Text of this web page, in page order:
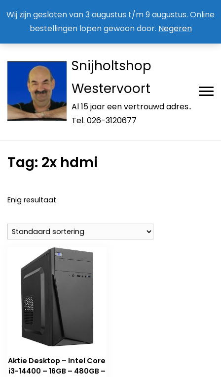
Wij zijn gesloten van 3 augustus t/m 9 augustus. Online
bestellingen lopen gewoon door. Negeren
Snijholtshop
Westervoort
Al 15 jaar een vertrouwd adres..
Tel. 026-3120677
Tag: 2x hdmi
Enig resultaat
Aktie Desktop – Intel Core
i3-14400 – 16GB – 480GB –